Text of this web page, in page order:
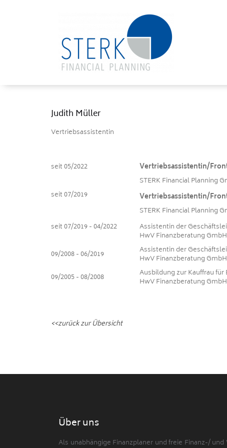
Judith Müller
Vertriebsassistentin
seit 05/2022
Vertriebsassistentin/
STERK Financial Planning
seit 07/2019
Vertriebsassistentin/
STERK Financial Planning
seit 07/2019 - 04/2022
Assistentin der
HwV Finanzberatung
09/2008 - 06/2019
Assistentin der
HwV Finanzberatung
09/2005 - 08/2008
Ausbildung zur Kauffrau
HwV Finanzberatung
<<zurück zur Übersicht
Über uns
Als unabhängige Finanzplaner und freie Finanz-/